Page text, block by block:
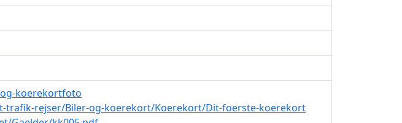
koerekortfoto
trafik-rejser/Biler-og-koerekort/Koerekort/Dit-foerste-koerekort